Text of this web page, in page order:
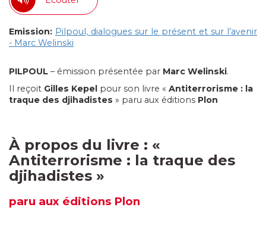
Emission: Pilpoul, dialogues sur le présent et sur l’avenir
- Marc Welinski
PILPOUL – émission présentée par Marc Welinski.
Il reçoit Gilles Kepel pour son livre « Antiterrorisme : la
traque des djihadistes » paru aux éditions Plon
À propos du livre : «
Antiterrorisme : la traque des
djihadistes »
paru aux éditions Plon